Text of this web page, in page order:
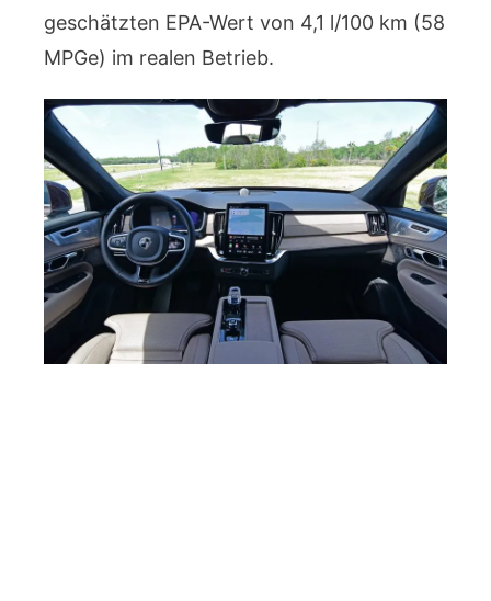
geschätzten EPA-Wert von 4,1 l/100 km (58
MPGe) im realen Betrieb.